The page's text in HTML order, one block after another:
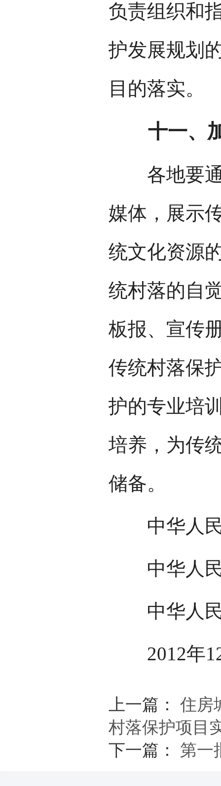
负责组织和
护发展规划
目的落实。
十一、加
各地要通
媒体，展示
统文化资源
统村落的自
板报、宣传
传统村落保
护的专业培
培养，为传
储备。
中华人民
中华人民
中华人民
2012年12
上一篇： 住房
村落保护项目
下一篇： 第一